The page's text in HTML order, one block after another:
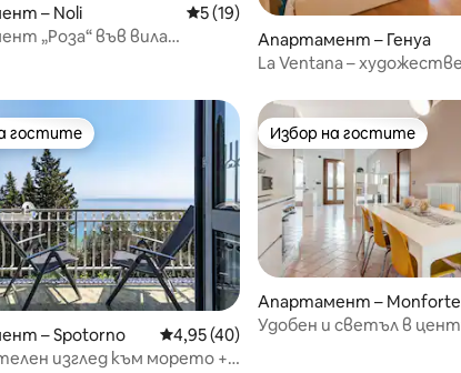
5, 102 отзива
– Noli Средна оценка: 5 от 5, 19 отзива
5 (19)
„Роза“ във вила
Апартамент – Генуа
La Ventana –
5, 147 отзива
гостите
гостите
– Spotorno Средна оценка: 4,95 от 5, 40 отзива
4,95 (40)
изглед към морето +
Избор на гостите
Избор на гостите
Апартамент – Monforte
d'Alba
Удобен и светъл в